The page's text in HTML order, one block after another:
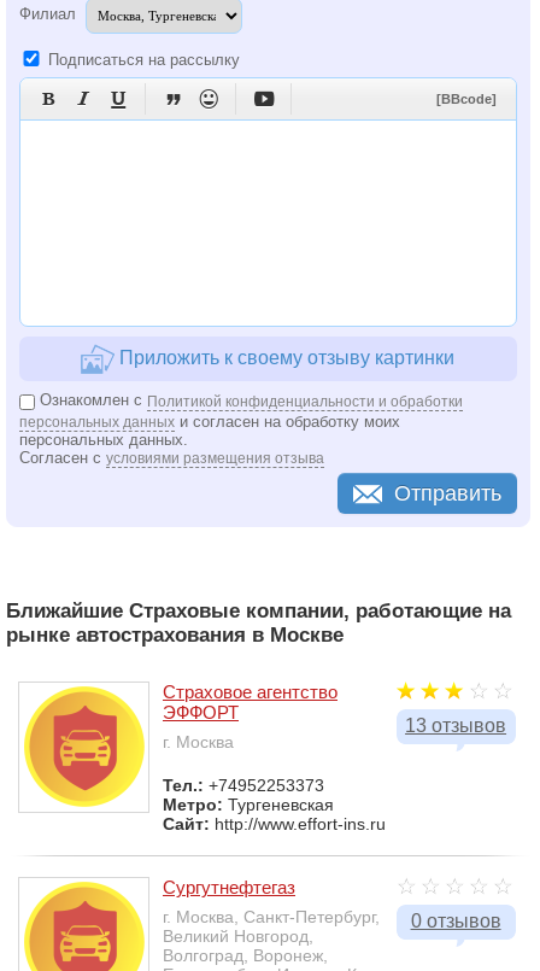
Филиал
Подписаться на рассылку
      [BBcode]
Приложить к своему отзыву картинки
Ознакомлен с Политикой конфиденциальности и обработки
персональных данных и согласен на обработку моих
персональных данных.
Согласен с условиями размещения отзыва
Отправить
Ближайшие Страховые компании, работающие на
рынке автострахования в Москве
13 отзывов
Страховое агентство
ЭФФОРТ
г. Москва
Тел.: +74952253373
Метро: Тургеневская
Сайт: http://www.effort-ins.ru
0 отзывов
Сургутнефтегаз
г. Москва, Санкт-Петербург,
Великий Новгород,
Волгоград, Воронеж,